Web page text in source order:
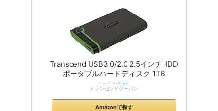
Transcend USB3.0/2.0 2.5インチHDD
ポータブルハードディスク 1TB
created by Rinker
トランセンドジャパン
Amazonで探す